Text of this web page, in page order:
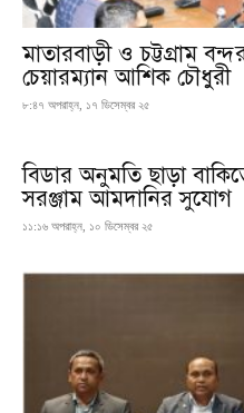
মাতারবাড়ী ও চট্টগ্রাম
চেয়ারম্যান আশিক চৌধুরী
৮:৪৭ অপরাহ্ন, ১৭ ডিসেম্বর ২৫
বিডার অনুমতি ছাড়া
সরঞ্জাম আমদানির সুযোগ
১১:১৬ অপরাহ্ন, ১০ ডিসেম্বর ২৫